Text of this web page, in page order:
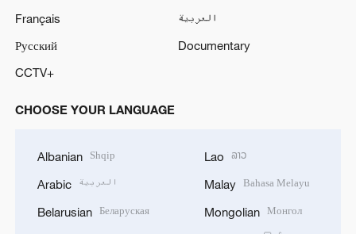
Français
العربية
Русский
Documentary
CCTV+
CHOOSE YOUR LANGUAGE
Albanian Shqip
Arabic العربية
Belarusian Беларуская
Lao ລາວ
Malay Bahasa Melayu
Mongolian Монгол